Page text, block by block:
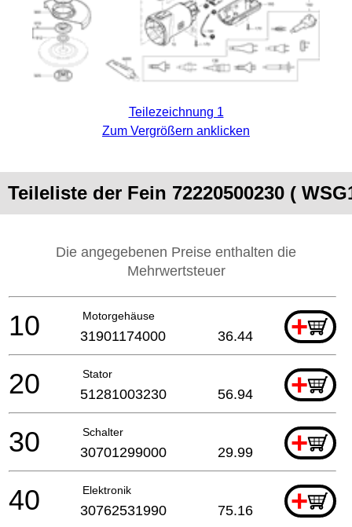
Teilezeichnung 1
Zum Vergrößern anklicken
Teileliste der Fein 72220500230 (
Die angegebenen Preise enthalten die
Mehrwertsteuer
Motorgehäuse +
10 31901174000 36.44
Stator +
20 51281003230 56.94
Schalter +
30 30701299000 29.99
Elektronik +
40 30762531990 75.16